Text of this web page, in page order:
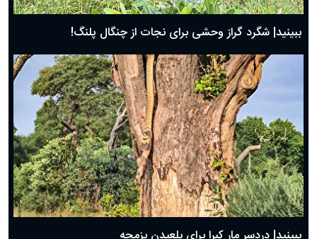
ببینید| شگرد گراز وحشی برای نجات از چنگال پلنگ!